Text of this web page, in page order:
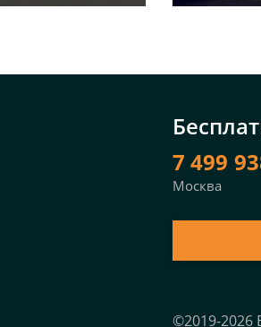
7 499
Москва
©2019-2026